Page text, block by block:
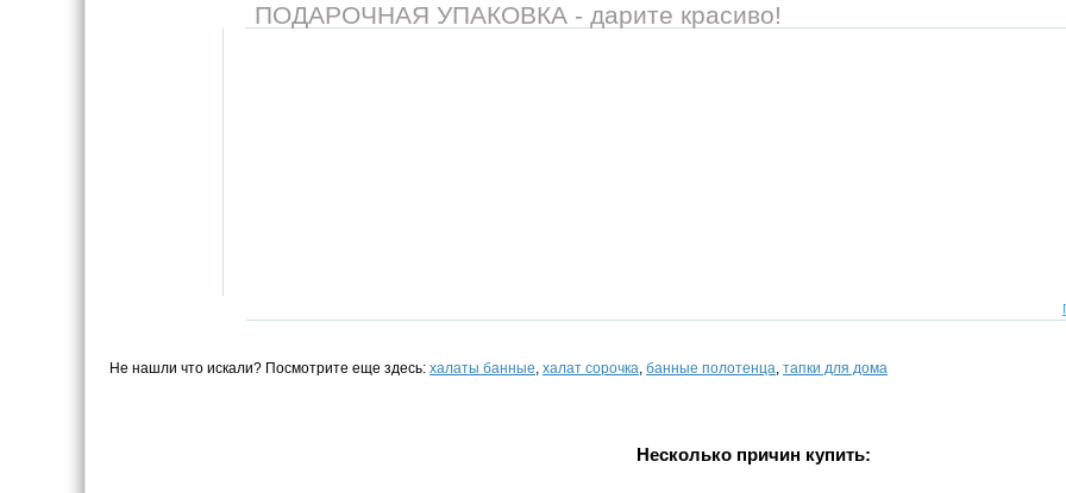
ПОДАРОЧНАЯ УПАКОВКА - дарите красиво!
Не нашли что искали? Посмотрите еще здесь: халаты банные, халат сорочка, банные полотенца, тапки для дома
Несколько причин купить: